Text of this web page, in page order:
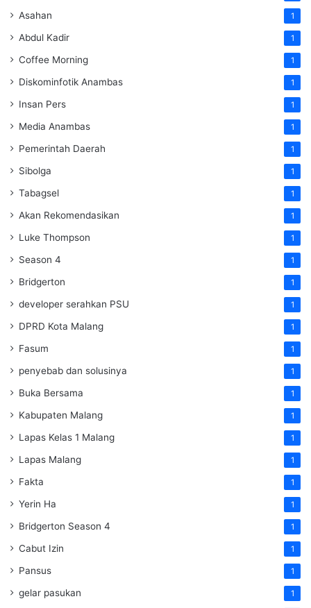
Asahan 1
Abdul Kadir 1
Coffee Morning 1
Diskominfotik Anambas 1
Insan Pers 1
Media Anambas 1
Pemerintah Daerah 1
Sibolga 1
Tabagsel 1
Akan Rekomendasikan 1
Luke Thompson 1
Season 4 1
Bridgerton 1
developer serahkan PSU 1
DPRD Kota Malang 1
Fasum 1
penyebab dan solusinya 1
Buka Bersama 1
Kabupaten Malang 1
Lapas Kelas 1 Malang 1
Lapas Malang 1
Fakta 1
Yerin Ha 1
Bridgerton Season 4 1
Cabut Izin 1
Pansus 1
gelar pasukan 1